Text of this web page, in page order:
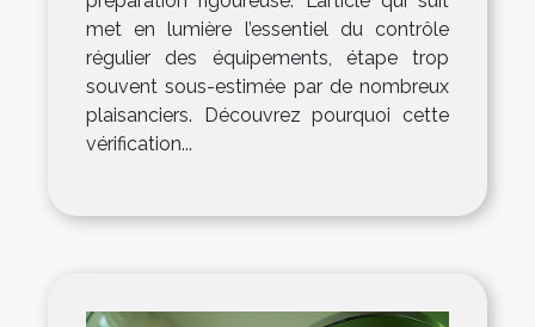
met en lumière l’essentiel du contrôle
régulier des équipements, étape trop
souvent sous-estimée par de nombreux
plaisanciers. Découvrez pourquoi cette
vérification...